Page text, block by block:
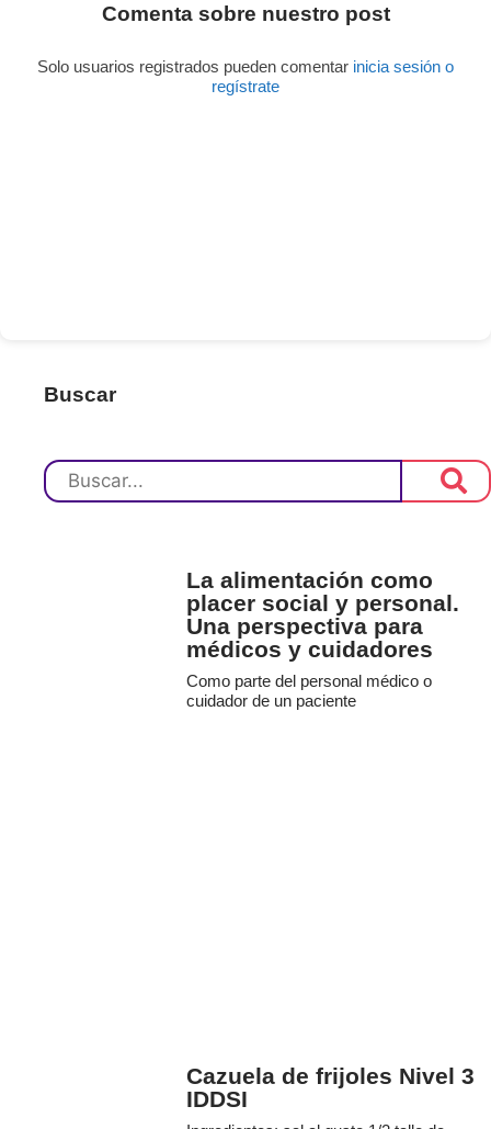
Comenta sobre nuestro post
Solo usuarios registrados pueden comentar inicia sesión o
regístrate
Buscar
La alimentación como
placer social y personal.
Una perspectiva para
médicos y cuidadores
Como parte del personal médico o
cuidador de un paciente
Cazuela de frijoles Nivel 3
IDDSI